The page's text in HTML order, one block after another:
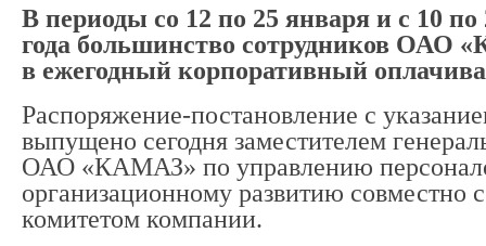
В периоды со 12 по 25 января и с 10 по
года большинство сотрудников ОАО
в ежегодный корпоративный
Распоряжение-постановление с
выпущено сегодня заместителем
ОАО «КАМАЗ» по управлению
организационному развитию
комитетом компании.